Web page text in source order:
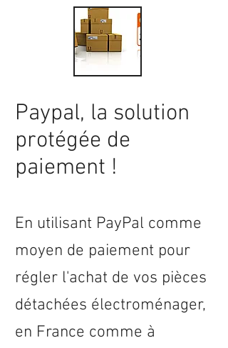
Paypal, la solution
protégée de
paiement !
En utilisant PayPal comme
moyen de paiement pour
régler l'achat de vos pièces
détachées électroménager,
en France comme à